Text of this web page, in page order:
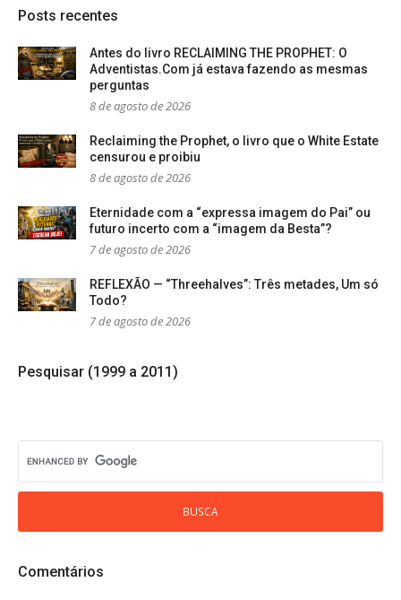
Posts recentes
Antes do livro RECLAIMING THE PROPHET: O
Adventistas.Com já estava fazendo as mesmas
perguntas
8 de agosto de 2026
Reclaiming the Prophet, o livro que o White Estate
censurou e proibiu
8 de agosto de 2026
Eternidade com a “expressa imagem do Pai” ou
futuro incerto com a “imagem da Besta”?
7 de agosto de 2026
REFLEXÃO — “Threehalves”: Três metades, Um só
Todo?
7 de agosto de 2026
Pesquisar (1999 a 2011)
Comentários